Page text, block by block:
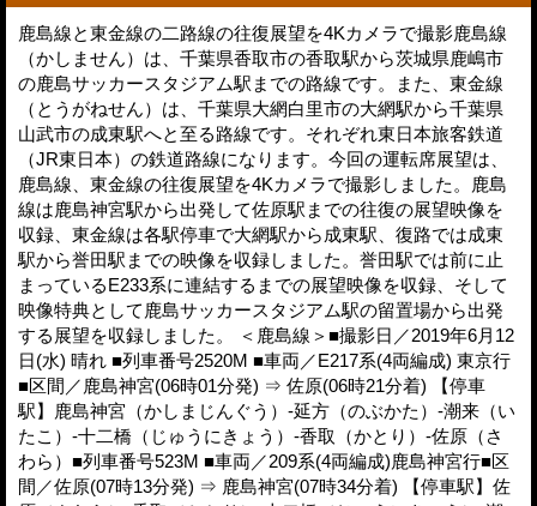
鹿島線と東金線の二路線の往復展望を4Kカメラで撮影鹿島線
（かしません）は、千葉県香取市の香取駅から茨城県鹿嶋市
の鹿島サッカースタジアム駅までの路線です。また、東金線
（とうがねせん）は、千葉県大網白里市の大網駅から千葉県
山武市の成東駅へと至る路線です。それぞれ東日本旅客鉄道
（JR東日本）の鉄道路線になります。今回の運転席展望は、
鹿島線、東金線の往復展望を4Kカメラで撮影しました。鹿島
線は鹿島神宮駅から出発して佐原駅までの往復の展望映像を
収録、東金線は各駅停車で大網駅から成東駅、復路では成東
駅から誉田駅までの映像を収録しました。誉田駅では前に止
まっているE233系に連結するまでの展望映像を収録、そして
映像特典として鹿島サッカースタジアム駅の留置場から出発
する展望を収録しました。 ＜鹿島線＞■撮影日／2019年6月12
日(水) 晴れ ■列車番号2520M ■車両／E217系(4両編成) 東京行
■区間／鹿島神宮(06時01分発) ⇒ 佐原(06時21分着) 【停車
駅】鹿島神宮（かしまじんぐう）-延方（のぶかた）-潮来（い
たこ）-十二橋（じゅうにきょう）-香取（かとり）-佐原（さ
わら）■列車番号523M ■車両／209系(4両編成)鹿島神宮行■区
間／佐原(07時13分発) ⇒ 鹿島神宮(07時34分着) 【停車駅】佐